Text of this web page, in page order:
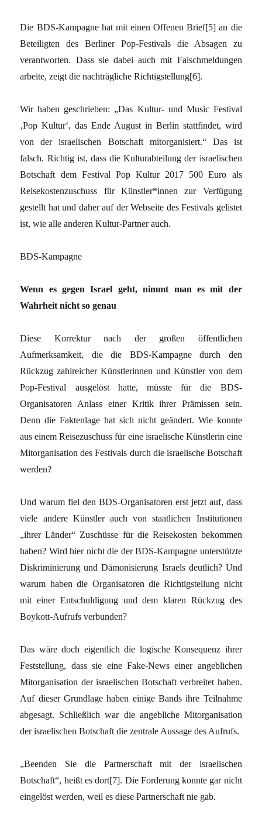
Die BDS-Kampagne hat mit einen Offenen Brief[5] an die
Beteiligten des Berliner Pop-Festivals die Absagen zu
verantworten. Dass sie dabei auch mit Falschmeldungen
arbeite, zeigt die nachträgliche Richtigstellung[6].
Wir haben geschrieben: „Das Kultur- und Music Festival
‚Pop Kultur‘, das Ende August in Berlin stattfindet, wird
von der israelischen Botschaft mitorganisiert.“ Das ist
falsch. Richtig ist, dass die Kulturabteilung der israelischen
Botschaft dem Festival Pop Kultur 2017 500 Euro als
Reisekostenzuschuss für Künstler*innen zur Verfügung
gestellt hat und daher auf der Webseite des Festivals gelistet
ist, wie alle anderen Kultur-Partner auch.
BDS-Kampagne
Wenn es gegen Israel geht, nimmt man es mit der
Wahrheit nicht so genau
Diese Korrektur nach der großen öffentlichen
Aufmerksamkeit, die die BDS-Kampagne durch den
Rückzug zahlreicher Künstlerinnen und Künstler von dem
Pop-Festival ausgelöst hatte, müsste für die BDS-
Organisatoren Anlass einer Kritik ihrer Prämissen sein.
Denn die Faktenlage hat sich nicht geändert. Wie konnte
aus einem Reisezuschuss für eine israelische Künstlerin eine
Mitorganisation des Festivals durch die israelische Botschaft
werden?
Und warum fiel den BDS-Organisatoren erst jetzt auf, dass
viele andere Künstler auch von staatlichen Institutionen
„ihrer Länder“ Zuschüsse für die Reisekosten bekommen
haben? Wird hier nicht die der BDS-Kampagne unterstützte
Diskriminierung und Dämonisierung Israels deutlich? Und
warum haben die Organisatoren die Richtigstellung nicht
mit einer Entschuldigung und dem klaren Rückzug des
Boykott-Aufrufs verbunden?
Das wäre doch eigentlich die logische Konsequenz ihrer
Feststellung, dass sie eine Fake-News einer angeblichen
Mitorganisation der israelischen Botschaft verbreitet haben.
Auf dieser Grundlage haben einige Bands ihre Teilnahme
abgesagt. Schließlich war die angebliche Mitorganisation
der israelischen Botschaft die zentrale Aussage des Aufrufs.
„Beenden Sie die Partnerschaft mit der israelischen
Botschaft“, heißt es dort[7]. Die Forderung konnte gar nicht
eingelöst werden, weil es diese Partnerschaft nie gab.